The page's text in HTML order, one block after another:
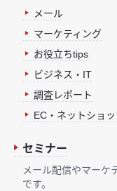
メール
マーケティング
お役立ちtips
ビジネス・IT
調査レポート
EC・ネットショ
セミナー
メール配信やマーケ
です。